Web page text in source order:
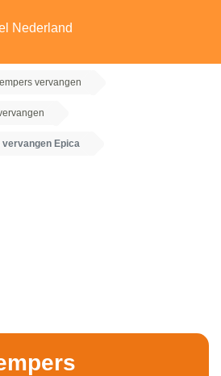
Nederland
vervangen
Epica